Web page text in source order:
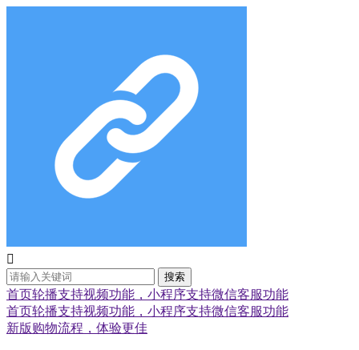

搜索
首页轮播支持视频功能，小程序支持微信客服功能
首页轮播支持视频功能，小程序支持微信客服功能
新版购物流程，体验更佳